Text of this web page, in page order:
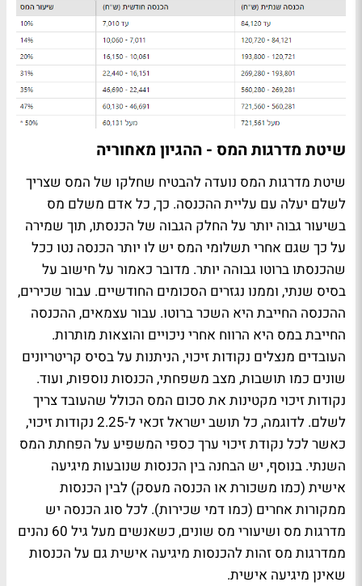
שיטת מדרגות המס - ההגיון מאחוריה
שיטת מדרגות המס נועדה להבטיח שחלקו של המס שצריך
לשלם יעלה עם עליית ההכנסה. כך, כל אדם משלם מס
בשיעור גבוה יותר על החלק הגבוה של הכנסתו, תוך שמירה
על כך שגם אחרי תשלומי המס יש לו יותר הכנסה נטו ככל
שהכנסתו ברוטו גבוהה יותר. מדובר כאמור על חישוב על
בסיס שנתי, וממנו נגזרים הסכומים החודשיים. עבור שכירים,
ההכנסה החייבת היא השכר ברוטו. עבור עצמאים, ההכנסה
החייבת במס היא הרווח אחרי ניכויים והוצאות מותרות.
העובדים מנצלים נקודות זיכוי, הניתנות על בסיס קריטריונים
שונים כמו תושבות, מצב משפחתי, הכנסות נוספות, ועוד.
נקודות זיכוי מקטינות את סכום המס הכולל שהעובד צריך
לשלם. לדוגמה, כל תושב ישראל זכאי ל-2.25 נקודות זיכוי,
כאשר לכל נקודת זיכוי ערך כספי המשפיע על הפחתת המס
השנתי. בנוסף, יש הבחנה בין הכנסות שנובעות מיגיעה
אישית (כמו משכורת או הכנסה מעסק) לבין הכנסות
ממקורות אחרים (כמו דמי שכירות). לכל סוג הכנסה יש
מדרגות מס ושיעורי מס שונים, כשאנשים מעל גיל 60 נהנים
ממדרגות מס זהות להכנסות מיגיעה אישית גם על הכנסות
שאינן מיגיעה אישית.